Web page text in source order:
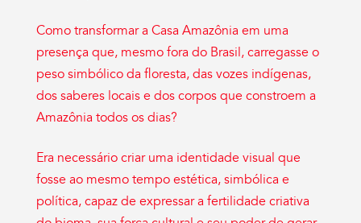
Como transformar a Casa Amazônia em uma
presença que, mesmo fora do Brasil, carregasse o
peso simbólico da floresta, das vozes indígenas,
dos saberes locais e dos corpos que constroem a
Amazônia todos os dias?
Era necessário criar uma identidade visual que
fosse ao mesmo tempo estética, simbólica e
política, capaz de expressar a fertilidade criativa